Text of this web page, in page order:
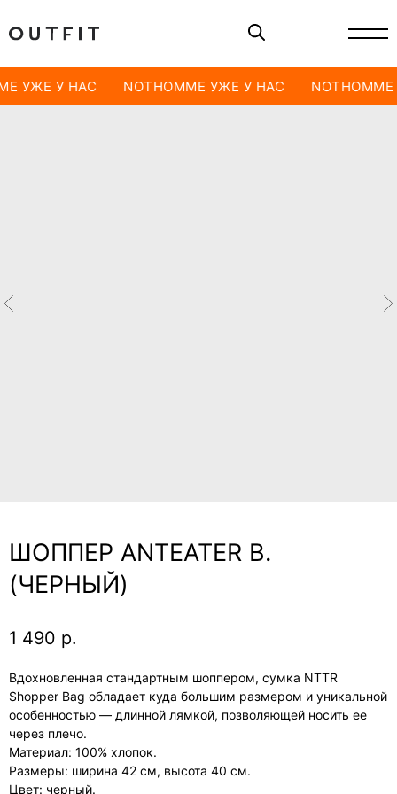
УЖЕ У НАС NOTHOMME УЖЕ У НАС
ШОППЕР ANTEATER B.
(ЧЕРНЫЙ)
1 490 р.
Вдохновленная стандартным шоппером, сумка NTTR
Shopper Bag обладает куда большим размером и уникальной
особенностью — длинной лямкой, позволяющей носить ее
через плечо.
Материал: 100% хлопок.
Размеры: ширина 42 см, высота 40 см.
Цвет: черный.